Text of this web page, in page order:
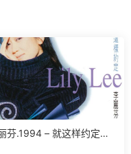
芬.1994 – 就这样约定